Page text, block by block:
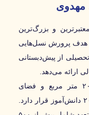
مهدوی
و بزرگ‌ترین
هدف پرورش نسل‌هایی
از پیش‌دبستانی
ارائه می‌دهد.
این مجتمع آموزشی با زیر بنای ۲۰۰۰۰ متر مربع و فضای
آموزشی پیشرفته، در اختیار بیش از ۲۰۰۰ دانش‌آموز قرار دارد.